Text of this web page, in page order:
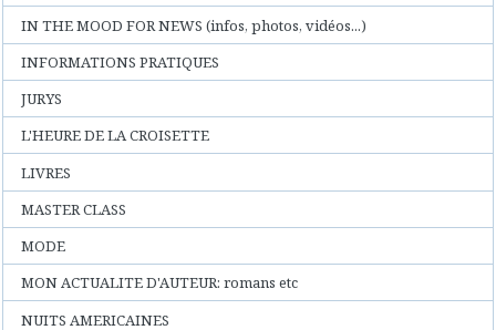
IN THE MOOD FOR NEWS (infos, photos, vidéos...)
INFORMATIONS PRATIQUES
JURYS
L'HEURE DE LA CROISETTE
LIVRES
MASTER CLASS
MODE
MON ACTUALITE D'AUTEUR: romans etc
NUITS AMERICAINES